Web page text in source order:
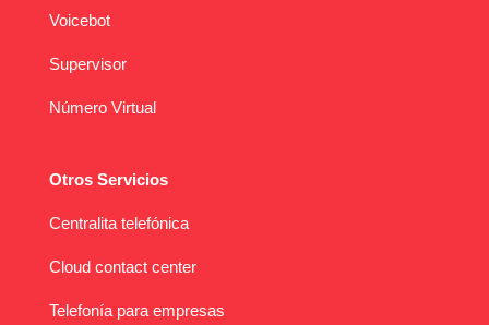
Voicebot
Supervisor
Número Virtual
Otros Servicios
Centralita telefónica
Cloud contact center
Telefonía para empresas